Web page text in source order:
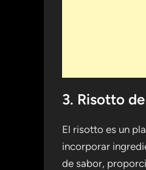
3. Risotto
El risotto es un
incorporar
de sabor,